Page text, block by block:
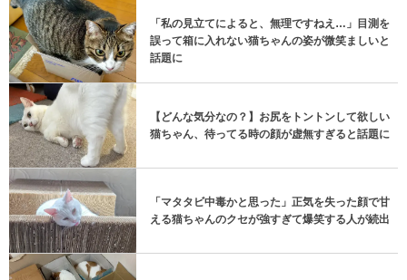
「私の見立てによると、無理ですねえ…」目測を
誤って箱に入れない猫ちゃんの姿が微笑ましいと
話題に
【どんな気分なの？】お尻をトントンして欲しい
猫ちゃん、待ってる時の顔が虚無すぎると話題に
「マタタビ中毒かと思った」正気を失った顔で甘
える猫ちゃんのクセが強すぎて爆笑する人が続出